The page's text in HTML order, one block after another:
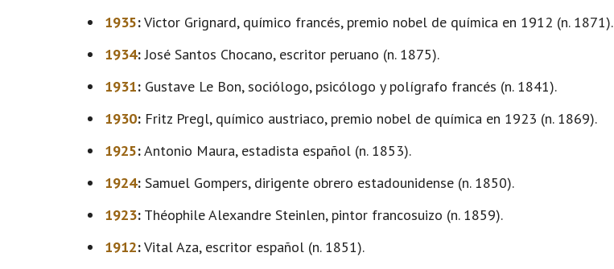
1935:Victor Grignard, químico francés, premio nobel de química en 1912 (n. 1871).
1934:José Santos Chocano, escritor peruano (n. 1875).
1931: Gustave Le Bon, sociólogo, psicólogo y polígrafo francés (n. 1841).
1930: Fritz Pregl, químico austriaco, premio nobel de química en 1923 (n. 1869).
1925:Antonio Maura, estadista español (n. 1853).
1924: Samuel Gompers, dirigente obrero estadounidense (n. 1850).
1923: Théophile Alexandre Steinlen, pintor francosuizo (n. 1859).
1912:Vital Aza, escritor español (n. 1851).